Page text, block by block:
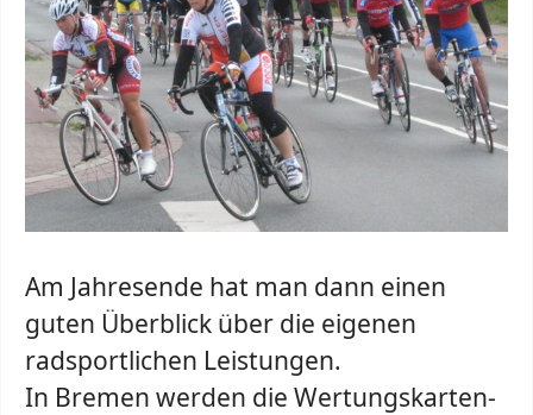
Am Jahresende hat man dann einen
guten Überblick über die eigenen
radsportlichen Leistungen.
In Bremen werden die Wertungskarten-